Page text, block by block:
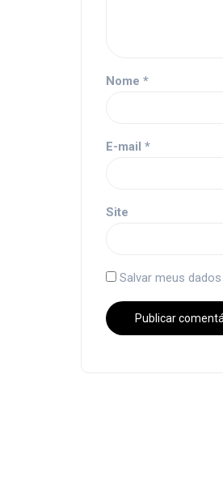
Nome *
E-mail *
Site
Salvar meus